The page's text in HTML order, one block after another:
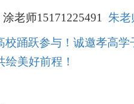
老师15171225491 朱老
校踊跃参与！诚邀孝高
美好前程！